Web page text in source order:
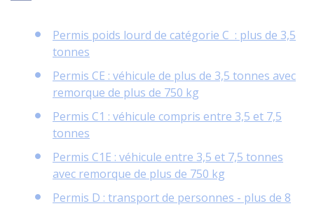
Permis poids lourd de catégorie C : plus de 3,5
tonnes
Permis CE : véhicule de plus de 3,5 tonnes avec
remorque de plus de 750 kg
Permis C1 : véhicule compris entre 3,5 et 7,5
tonnes
Permis C1E : véhicule entre 3,5 et 7,5 tonnes
avec remorque de plus de 750 kg
Permis D : transport de personnes - plus de 8